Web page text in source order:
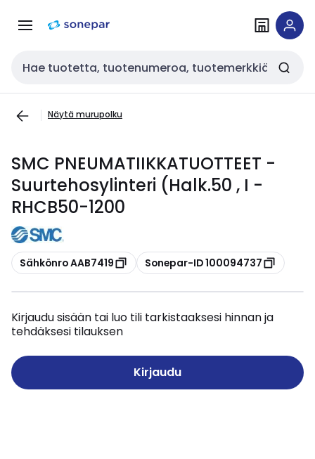
navigointiinsisältöön
Haku
Näytä murupolku
SMC PNEUMATIIKKATUOTTEET -
Suurtehosylinteri (Halk.50 , I -
RHCB50-1200
Kopioi
Sähkönro AAB7419 Kopioi
Sonepar-ID 100094737
Kirjaudu sisään tai luo tili tarkistaaksesi hinnan ja
tehdäksesi tilauksen
Kirjaudu